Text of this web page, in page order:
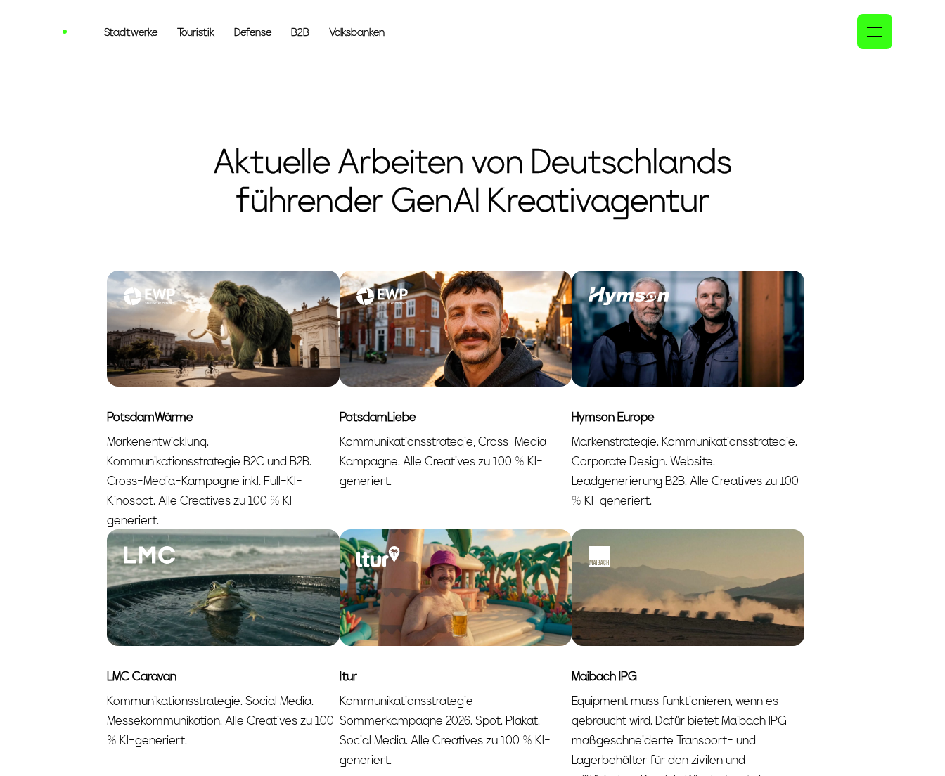
Stadtwerke Touristik Defense B2B Volksbanken
Aktuelle Arbeiten von Deutschlands
führender GenAI Kreativagentur
PotsdamWärme
Markenentwicklung.
Kommunikationsstrategie B2C und B2B.
Cross-Media-Kampagne inkl. Full-KI-
Kinospot. Alle Creatives zu 100 % KI-
generiert.
PotsdamLiebe
Kommunikationsstrategie, Cross-Media-
Kampagne. Alle Creatives zu 100 % KI-
generiert.
Hymson Europe
Markenstrategie. Kommunikationsstrategie.
Corporate Design. Website.
Leadgenerierung B2B. Alle Creatives zu 100
% KI-generiert.
LMC Caravan
Kommunikationsstrategie. Social Media.
Messekommunikation. Alle Creatives zu 100
% KI-generiert.
ltur
Kommunikationsstrategie
Sommerkampagne 2026. Spot. Plakat.
Social Media. Alle Creatives zu 100 % KI-
generiert.
Maibach IPG
Equipment muss funktionieren, wenn es
gebraucht wird. Dafür bietet Maibach IPG
maßgeschneiderte Transport- und
Lagerbehälter für den zivilen und